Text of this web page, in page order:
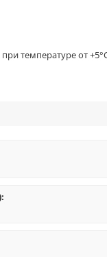
температуре от